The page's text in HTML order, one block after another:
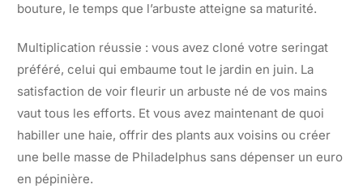
bouture, le temps que l’arbuste atteigne sa maturité.
Multiplication réussie : vous avez cloné votre seringat
préféré, celui qui embaume tout le jardin en juin. La
satisfaction de voir fleurir un arbuste né de vos mains
vaut tous les efforts. Et vous avez maintenant de quoi
habiller une haie, offrir des plants aux voisins ou créer
une belle masse de Philadelphus sans dépenser un euro
en pépinière.